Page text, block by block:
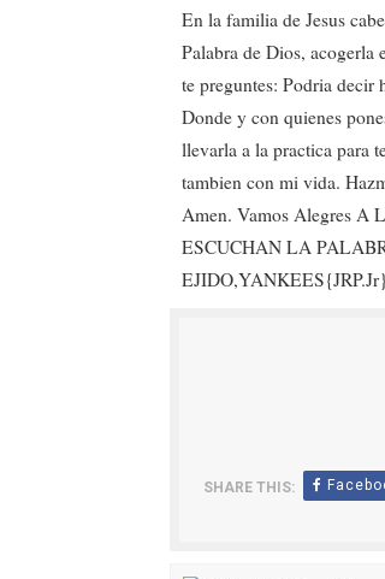
Operativo
Discusión
Coraasan
En la familia de Jesus
Palabra de Dios, acogerla
te preguntes: Podria decir
Donde y con quienes
llevarla a la practica para
tambien con mi vida.
Amen. Vamos Alegres A
ESCUCHAN LA
EJIDO,YANKEES{JRP.Jr}
SHARE THIS: